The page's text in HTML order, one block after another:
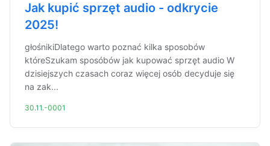
Jak kupić sprzęt audio - odkrycie
2025!
głośnikiDlatego warto poznać kilka sposobów
któreSzukam sposóbów jak kupować sprzęt audio W
dzisiejszych czasach coraz więcej osób decyduje się
na zak...
30.11.-0001